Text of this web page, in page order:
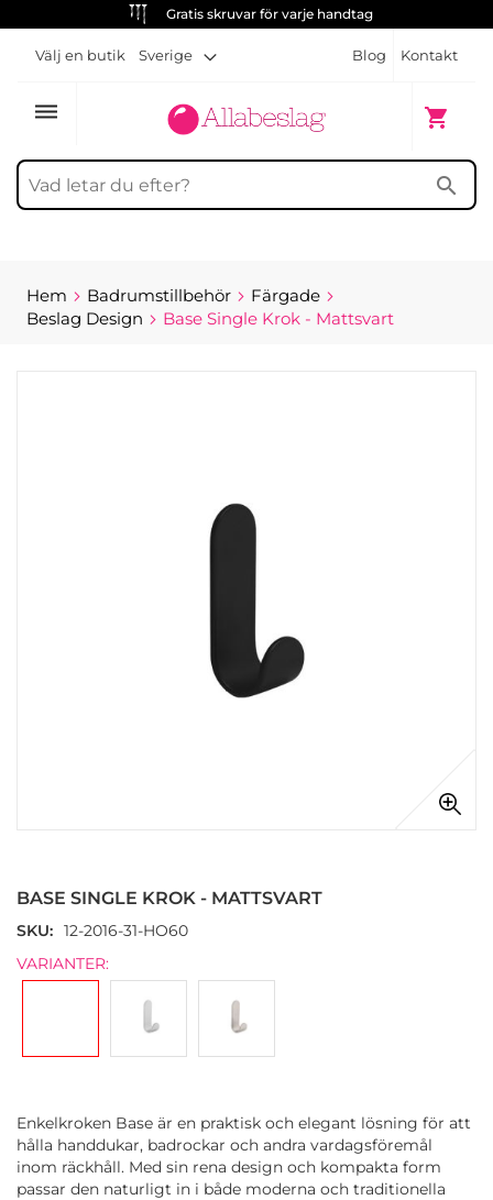
Gratis skruvar för varje handtag
Blog Kontakt
Välj en butik Sverige
dehaze shopping_cart
Min
search
Hem Badrumstillbehör
Färgade
Beslag Design
Base Single Krok - Mattsvart
av
bildgalleriet
BASE SINGLE KROK - MATTSVART
SKU
12-2016-31-HO60
VARIANTER:
Enkelkroken Base är en praktisk och elegant lösning för att
hålla handdukar, badrockar och andra vardagsföremål
inom räckhåll. Med sin rena design och kompakta form
passar den naturligt in i både moderna och traditionella